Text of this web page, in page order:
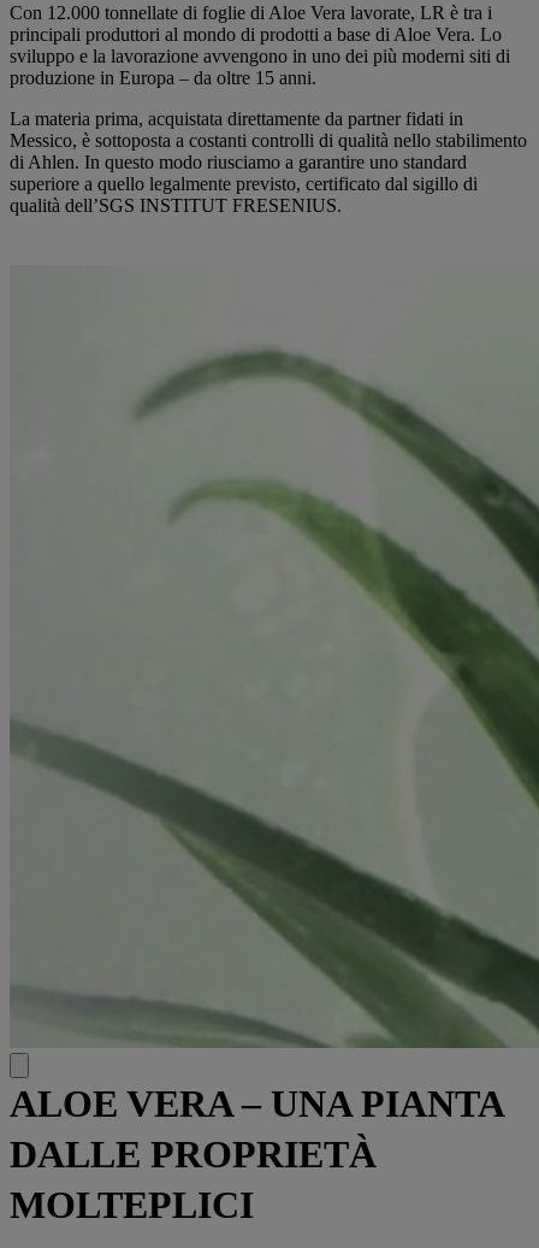
Con 12.000 tonnellate di foglie di Aloe Vera lavorate, LR è tra i
principali produttori al mondo di prodotti a base di Aloe Vera. Lo
sviluppo e la lavorazione avvengono in uno dei più moderni siti di
produzione in Europa – da oltre 15 anni.
La materia prima, acquistata direttamente da partner fidati in
Messico, è sottoposta a costanti controlli di qualità nello stabilimento
di Ahlen. In questo modo riusciamo a garantire uno standard
superiore a quello legalmente previsto, certificato dal sigillo di
qualità dell’SGS INSTITUT FRESENIUS.
ALOE VERA – UNA PIANTA
DALLE PROPRIETÀ
MOLTEPLICI